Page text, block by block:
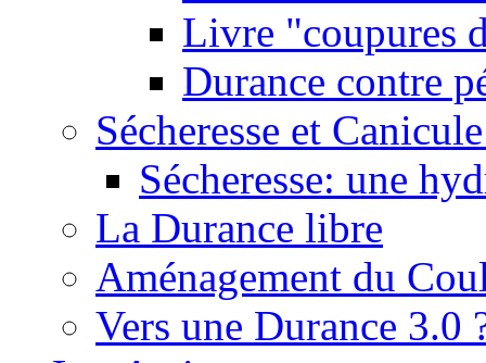
Livre "coupures
Durance contre
Sécheresse et
Sécheresse: une
La Durance libre
Aménagement du
Vers une Durance 3.0